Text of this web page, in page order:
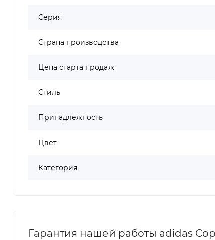
Серия
Страна производства
Цена старта продаж
Стиль
Принадлежность
Цвет
Категория
Гарантия нашей работы adidas